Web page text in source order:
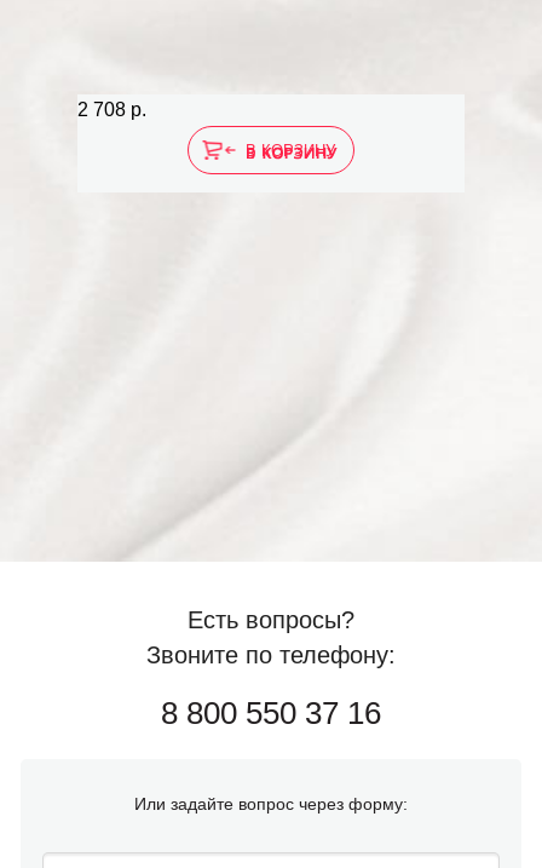
2 708 р.
В КОРЗИНУ
Есть вопросы?
Звоните по телефону:
8 800 550 37 16
Или задайте вопрос через форму: